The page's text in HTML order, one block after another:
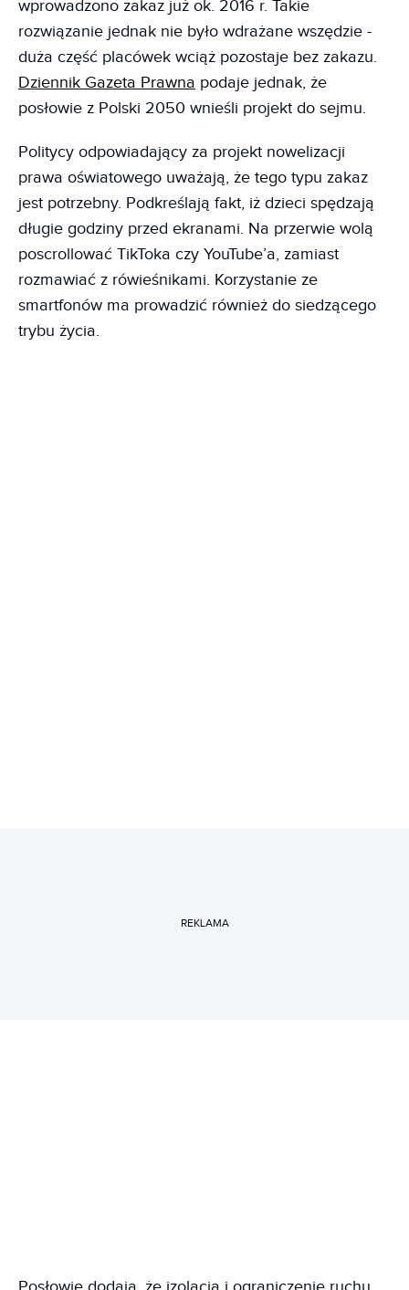
wprowadzono zakaz już ok. 2016 r. Takie
rozwiązanie jednak nie było wdrażane wszędzie -
duża część placówek wciąż pozostaje bez zakazu.
Dziennik Gazeta Prawna podaje jednak, że
posłowie z Polski 2050 wnieśli projekt do sejmu.
Politycy odpowiadający za projekt nowelizacji
prawa oświatowego uważają, że tego typu zakaz
jest potrzebny. Podkreślają fakt, iż dzieci spędzają
długie godziny przed ekranami. Na przerwie wolą
poscrollować TikToka czy YouTube’a, zamiast
rozmawiać z rówieśnikami. Korzystanie ze
smartfonów ma prowadzić również do siedzącego
trybu życia.
REKLAMA